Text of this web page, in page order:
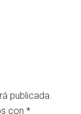
publicada.
con*